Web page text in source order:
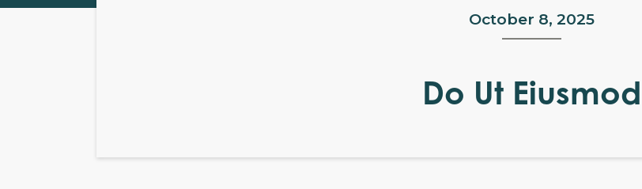
October 8, 2025
Do Ut Eiusmod